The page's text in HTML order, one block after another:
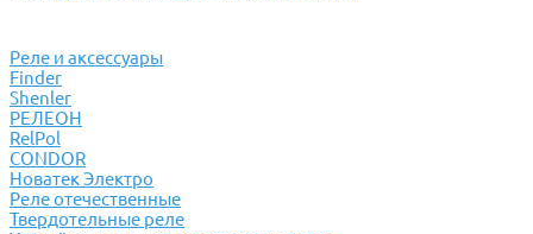
Реле и аксессуары
Finder
Shenler
РЕЛЕОН
RelPol
CONDOR
Новатек Электро
Реле отечественные
Твердотельные реле